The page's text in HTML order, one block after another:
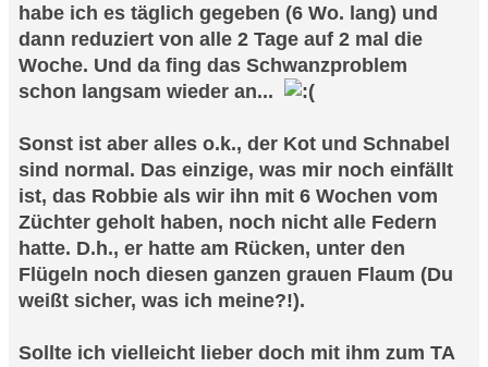
habe ich es täglich gegeben (6 Wo. lang) und
dann reduziert von alle 2 Tage auf 2 mal die
Woche. Und da fing das Schwanzproblem
schon langsam wieder an...
Sonst ist aber alles o.k., der Kot und Schnabel
sind normal. Das einzige, was mir noch einfällt
ist, das Robbie als wir ihn mit 6 Wochen vom
Züchter geholt haben, noch nicht alle Federn
hatte. D.h., er hatte am Rücken, unter den
Flügeln noch diesen ganzen grauen Flaum (Du
weißt sicher, was ich meine?!).
Sollte ich vielleicht lieber doch mit ihm zum TA